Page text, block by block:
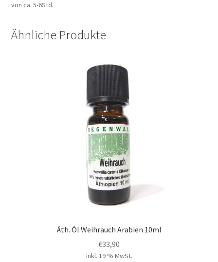
von ca. 5-6Std.
Ähnliche Produkte
Äth. Öl Weihrauch Arabien 10ml
€33,90
inkl. 19 % MwSt.